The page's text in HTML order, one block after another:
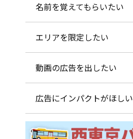
名前を覚えてもらいたい
エリアを限定したい
動画の広告を出したい
広告にインパクトがほしい